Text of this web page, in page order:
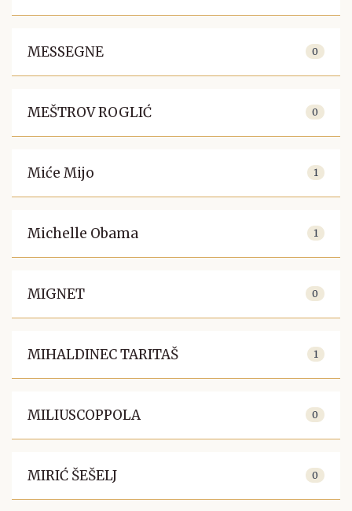
MESSEGNE 0
MEŠTROV ROGLIĆ 0
Miće Mijo 1
Michelle Obama 1
MIGNET 0
MIHALDINEC TARITAŠ 1
MILIUSCOPPOLA 0
MIRIĆ ŠEŠELJ 0